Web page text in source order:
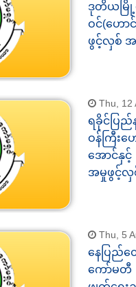
ဒုတိယမြို့
ဝင်(ဟော
ဖွင့်လှစ်
Thu, 12
ရခိုင်ပြ
ဝန်ကြီးဟ
အောင်နှ
အမှုဖွင့်လှ
Thu, 5
နေပြည်တ
ကော်မတီ